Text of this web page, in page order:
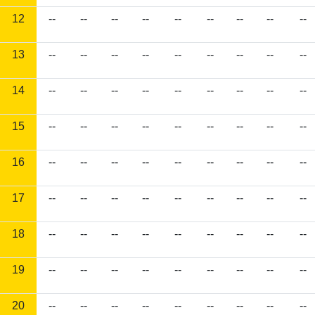
12 -- -- -- -- -- -- -- -- --
13 -- -- -- -- -- -- -- -- --
14 -- -- -- -- -- -- -- -- --
15 -- -- -- -- -- -- -- -- --
16 -- -- -- -- -- -- -- -- --
17 -- -- -- -- -- -- -- -- --
18 -- -- -- -- -- -- -- -- --
19 -- -- -- -- -- -- -- -- --
20 -- -- -- -- -- -- -- -- --